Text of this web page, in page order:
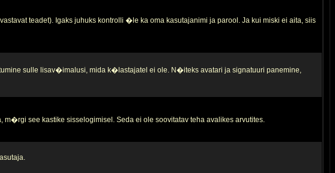
teadet). Igaks juhuks kontrolli �le ka oma kasutajanimi ja parool. Ja kui miski ei aita, siis
sulle lisav�imalusi, mida k�lastajatel ei ole. N�iteks avatari ja signatuuri panemine,
see kastike sisselogimisel. Seda ei ole soovitatav teha avalikes arvutites.